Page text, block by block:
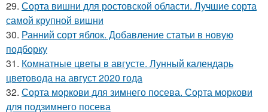
29. Сорта вишни для ростовской области. Лучшие сорта
самой крупной вишни
30. Ранний сорт яблок. Добавление статьи в новую
подборку
31. Комнатные цветы в августе. Лунный календарь
цветовода на август 2020 года
32. Сорта моркови для зимнего посева. Сорта моркови
для подзимнего посева